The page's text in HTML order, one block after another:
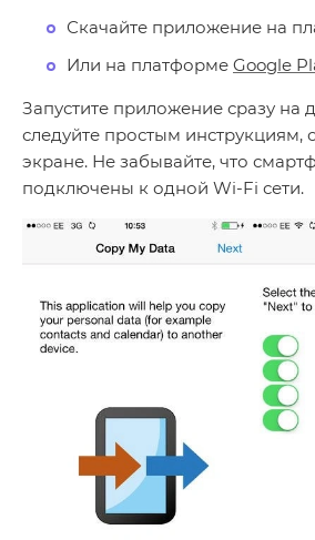
Скачайте приложение на
Или на платформе Google
Запустите приложение сразу на
следуйте простым
экране. Не забывайте, что
подключены к одной Wi-Fi сети.